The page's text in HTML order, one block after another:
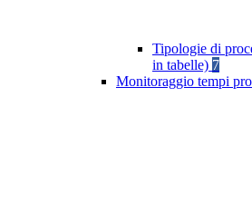
Tipologie di
in tabelle) 7
Monitoraggio tempi